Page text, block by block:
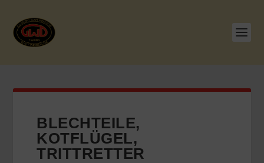
BLECHTEILE,
KOTFLÜGEL,
TRITTRETTER